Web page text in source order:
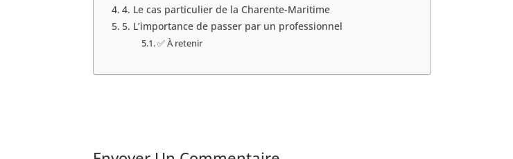
4. Le cas particulier de la Charente-Maritime
5. L’importance de passer par un professionnel
✅ À retenir